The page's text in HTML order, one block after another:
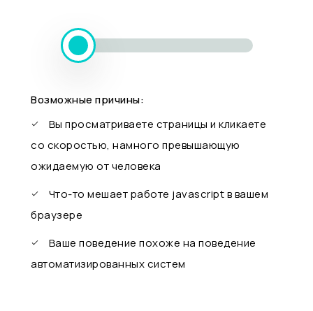
Возможные причины:
Вы просматриваете страницы и кликаете
со скоростью, намного превышающую
ожидаемую от человека
Что-то мешает работе javascript в вашем
браузере
Ваше поведение похоже на поведение
автоматизированных систем